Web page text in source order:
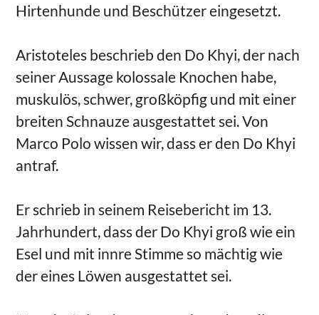
Hirtenhunde und Beschützer eingesetzt.
Aristoteles beschrieb den Do Khyi, der nach
seiner Aussage kolossale Knochen habe,
muskulös, schwer, großköpfig und mit einer
breiten Schnauze ausgestattet sei. Von
Marco Polo wissen wir, dass er den Do Khyi
antraf.
Er schrieb in seinem Reisebericht im 13.
Jahrhundert, dass der Do Khyi groß wie ein
Esel und mit innre Stimme so mächtig wie
der eines Löwen ausgestattet sei.